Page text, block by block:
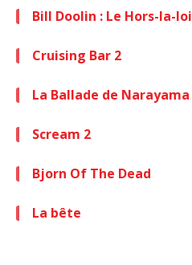
Bill Doolin : Le Hors-la-loi
Cruising Bar 2
La Ballade de Narayama
Scream 2
Bjorn Of The Dead
La bête